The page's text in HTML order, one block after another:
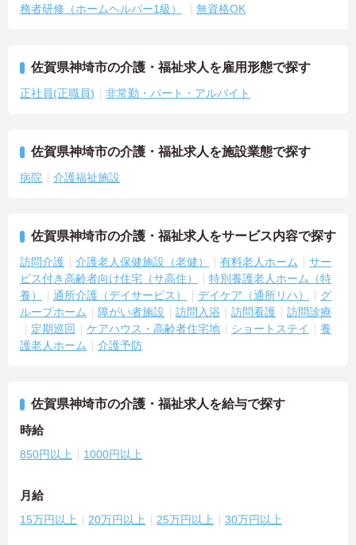
務者研修（ホームヘルパー1級）
無資格OK
佐賀県神埼市の介護・福祉求人を雇用形態で探す
正社員(正職員) 非常勤・パート・アルバイト
佐賀県神埼市の介護・福祉求人を施設業態で探す
病院 介護福祉施設
佐賀県神埼市の介護・福祉求人をサービス内容で探す
訪問介護 介護老人保健施設（老健） 有料老人ホーム
サー
ビス付き高齢者向け住宅（サ高住）
特別養護老人ホーム（特
養）
通所介護（デイサービス） デイケア（通所リハ）
グ
ループホーム
障がい者施設 訪問入浴 訪問看護
訪問診療
定期巡回
ケアハウス・高齢者住宅地 ショートステイ
養
護老人ホーム
介護予防
佐賀県神埼市の介護・福祉求人を給与で探す
時給
850円以上 1000円以上
月給
15万円以上 20万円以上 25万円以上 30万円以上